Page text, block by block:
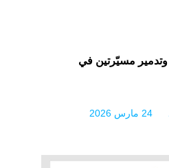
وتدمير مسيّرتين في